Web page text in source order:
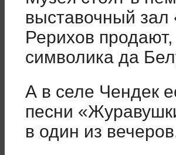
выставочный
Рерихов
символика да
А в селе Чендек
песни
в один из